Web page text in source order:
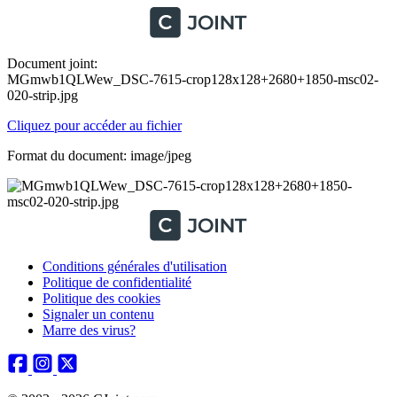
Document joint:
MGmwb1QLWew_DSC-7615-crop128x128+2680+1850-msc02-
020-strip.jpg
Cliquez pour accéder au fichier
Format du document: image/jpeg
Conditions générales d'utilisation
Politique de confidentialité
Politique des cookies
Signaler un contenu
Marre des virus?